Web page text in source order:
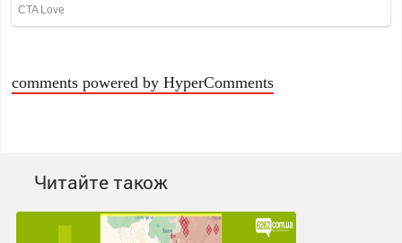
comments powered by HyperComments
Читайте також